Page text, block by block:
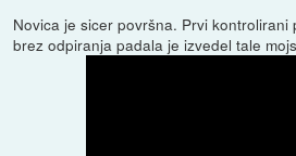
Novica je sicer površna. Prvi kontrolirani
brez odpiranja padala je izvedel tale